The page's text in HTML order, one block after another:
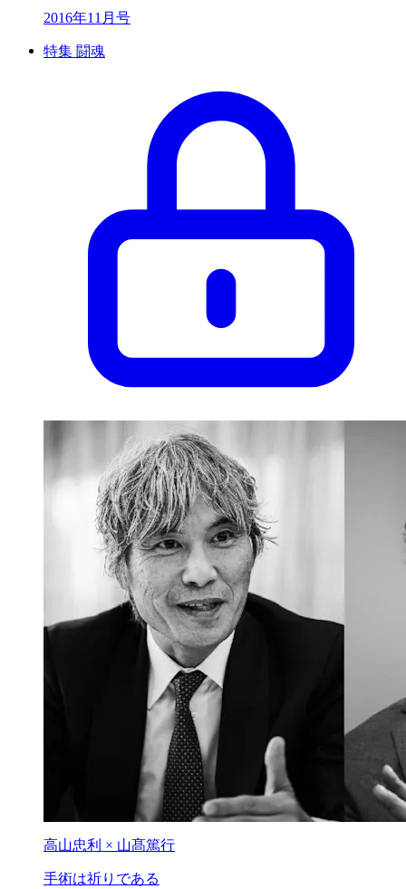
2016年11月号
特集 闘魂
高山忠利 × 山髙篤行
手術は祈りである